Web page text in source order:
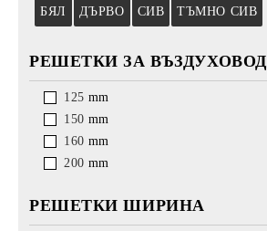
БЯЛ ДЪРВО СИВ ТЪМНО СИВ
РЕШЕТКИ ЗА ВЪЗДУХОВОД
125 mm
150 mm
160 mm
200 mm
РЕШЕТКИ ШИРИНА